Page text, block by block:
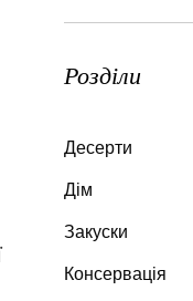
Розділи
Десерти
Дім
Закуски
Консервація